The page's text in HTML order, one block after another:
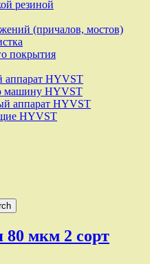
резиной
(причалов, мостов)
покрытия
аппарат HYVST
машину HYVST
аппарат HYVST
HYVST
80 мкм 2 сорт